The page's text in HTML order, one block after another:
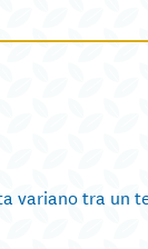
variano tra